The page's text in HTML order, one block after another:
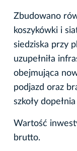
Zbudowano
koszykówki i
siedziska przy
uzupełniła
obejmująca
podjazd oraz
szkoły
Wartość
brutto.